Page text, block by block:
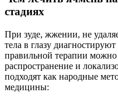
стадиях
При зуде, жжении, не
тела в глазу
правильной терапии можно
распространение и
подходят как народные
медицины: